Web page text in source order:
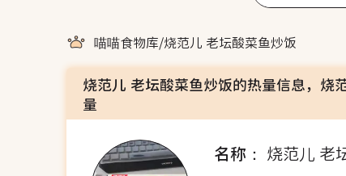
喵喵食物库/烧范儿 老坛酸菜鱼炒饭
烧范儿 老坛酸菜鱼炒饭的热量信息，烧
量
名称： 烧范儿 老